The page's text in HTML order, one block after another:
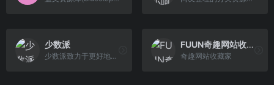
少数派
少数派致力于更好地运用数字产品或科学方法，帮助用户提升工作效率和生活品质
FUUN奇趣网站收藏家
奇趣网站收藏家